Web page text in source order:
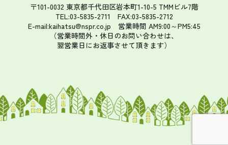
〒101-0032 東京都千代田区岩本町1-10-5 TMMビル7階
TEL:03-5835-2711 FAX:03-5835-2712
E-mail:kaihatsu@nspr.co.jp 営業時間 AM9:00～PM5:45
（営業時間外・休日のお問い合わせは、
翌営業日にお返事させて頂きます）